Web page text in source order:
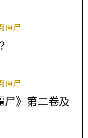
僵尸
僵尸
尸》第二卷及